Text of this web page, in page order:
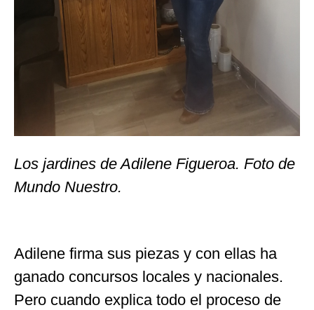
Los jardines de Adilene Figueroa. Foto de
Mundo Nuestro.
Adilene firma sus piezas y con ellas ha
ganado concursos locales y nacionales.
Pero cuando explica todo el proceso de